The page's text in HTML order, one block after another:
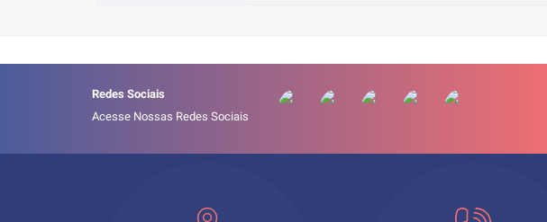
Redes Sociais
Acesse Nossas Redes Sociais